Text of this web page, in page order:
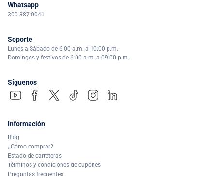
Whatsapp
300 387 0041
Soporte
Lunes a Sábado de 6:00 a.m. a 10:00 p.m.
Domingos y festivos de 6:00 a.m. a 09:00 p.m.
Síguenos
Información
Blog
¿Cómo comprar?
Estado de carreteras
Términos y condiciones de cupones
Preguntas frecuentes